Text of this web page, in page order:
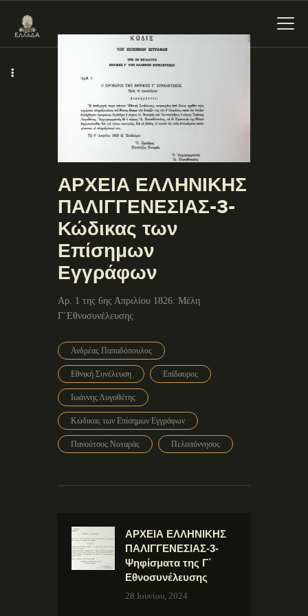
ΕΝΌΤΗΤΕΣ
ΞΥΛΌΚΑΣΤΡΟ –
ΕΥΡΩΣΤΊΝΗ
ΑΡΧΕΙΑ ΕΛΛΗΝΙΚΗΣ
ΠΑΛΙΓΓΕΝΕΣΙΑΣ-3-
Κώδικας των
Επίσημων
Εγγράφων
Αρ. 1 της 6ης Απριλίου 1826: Μέλη
Γ΄Εθνοσυνέλευσης
Ανδρέας Παπαδόπουλος
Εθνική Συνέλευση Επίδαυρος
Ιωάννης Λογοθέτης
Κώδικας των Επίσημων Εγγράφων
Πανούτσος Νοταράς Πελοπόννησος
ΑΡΧΕΙΑ ΕΛΛΗΝΙΚΗΣ
ΠΑΛΙΓΓΕΝΕΣΙΑΣ-3-
Ψηφίσματα της Γ΄
Εθνοσυνέλευσης
28 Ιουνίου, 2024